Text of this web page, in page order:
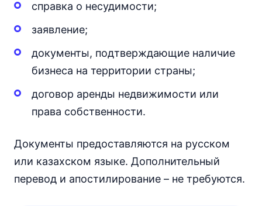
справка о несудимости;
заявление;
документы, подтверждающие наличие
бизнеса на территории страны;
договор аренды недвижимости или
права собственности.
Документы предоставляются на русском
или казахском языке. Дополнительный
перевод и апостилирование – не требуются.